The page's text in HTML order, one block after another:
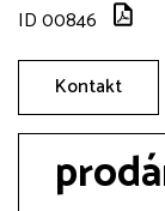
ID 00846
Kontakt